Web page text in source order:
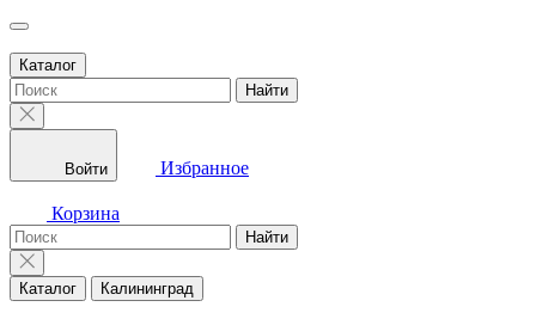
Каталог
Найти
Войти Избранное
Корзина
Найти
Каталог Калининград